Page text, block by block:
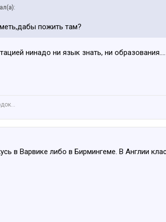
пожить там?
нинадо ни язык знать, ни
в Варвике либо в Бирмингеме. В Англии